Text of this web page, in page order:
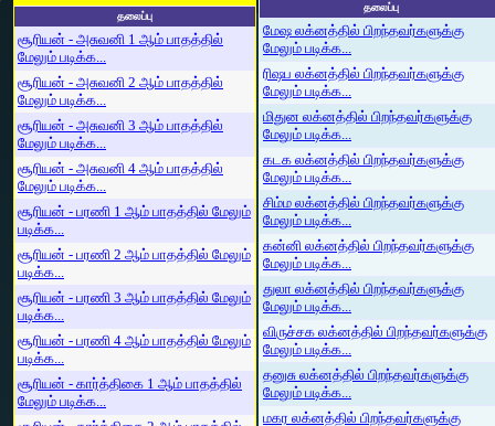
தலைப்பு
சூரியன் - அசுவனி 1 ஆம் பாதத்தில்
மேலும் படிக்க...
சூரியன் - அசுவனி 2 ஆம் பாதத்தில்
மேலும் படிக்க...
சூரியன் - அசுவனி 3 ஆம் பாதத்தில்
மேலும் படிக்க...
சூரியன் - அசுவனி 4 ஆம் பாதத்தில்
மேலும் படிக்க...
சூரியன் - பரணி 1 ஆம் பாதத்தில் மேலும்
படிக்க...
சூரியன் - பரணி 2 ஆம் பாதத்தில் மேலும்
படிக்க...
சூரியன் - பரணி 3 ஆம் பாதத்தில் மேலும்
படிக்க...
சூரியன் - பரணி 4 ஆம் பாதத்தில் மேலும்
படிக்க...
சூரியன் - கார்த்திகை 1 ஆம் பாதத்தில்
மேலும் படிக்க...
தலைப்பு
மேஷ லக்னத்தில் பிறந்தவர்களுக்கு
மேலும் படிக்க...
ரிஷப லக்னத்தில் பிறந்தவர்களுக்கு
மேலும் படிக்க...
மிதுன லக்னத்தில் பிறந்தவர்களுக்கு
மேலும் படிக்க...
கடக லக்னத்தில் பிறந்தவர்களுக்கு
மேலும் படிக்க...
சிம்ம லக்னத்தில் பிறந்தவர்களுக்கு
மேலும் படிக்க...
கன்னி லக்னத்தில் பிறந்தவர்களுக்கு
மேலும் படிக்க...
துலா லக்னத்தில் பிறந்தவர்களுக்கு
மேலும் படிக்க...
விருச்சக லக்னத்தில் பிறந்தவர்களுக்கு
மேலும் படிக்க...
தனுசு லக்னத்தில் பிறந்தவர்களுக்கு
மேலும் படிக்க...
மகர லக்னத்தில் பிறந்தவர்களுக்கு